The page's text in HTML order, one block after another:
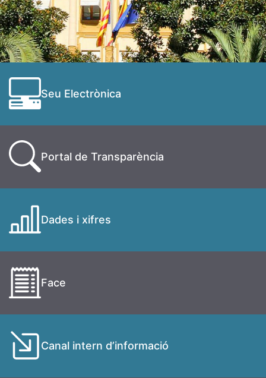
Seu Electrònica
Portal de Transparència
Dades i xifres
Face
Canal intern d’informació